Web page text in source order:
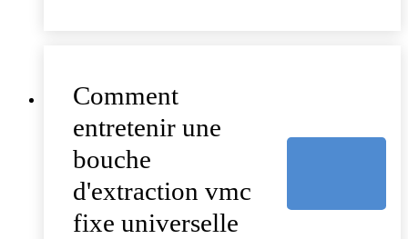
Comment
entretenir une
bouche
d'extraction vmc
fixe universelle